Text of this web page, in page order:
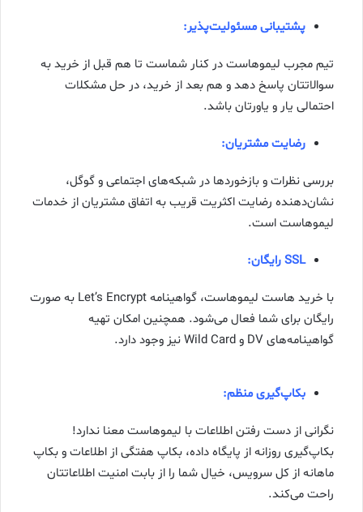
پشتیبانی مسئولیت‌پذیر:
تیم مجرب لیموهاست در کنار شماست تا هم قبل از خرید به
سوالاتتان پاسخ دهد و هم بعد از خرید، در حل مشکلات
احتمالی یار و یاورتان باشد.
رضایت مشتریان:
بررسی نظرات و بازخوردها در شبکه‌های اجتماعی و گوگل،
نشان‌دهنده رضایت اکثریت قریب به اتفاق مشتریان از خدمات
لیموهاست است.
SSL رایگان:
با خرید هاست لیموهاست، گواهینامه Let’s Encrypt به صورت
رایگان برای شما فعال می‌شود. همچنین امکان تهیه
گواهینامه‌های DV و Wild Card نیز وجود دارد.
بکاپ‌گیری منظم:
نگرانی از دست رفتن اطلاعات با لیموهاست معنا ندارد!
بکاپ‌گیری روزانه از پایگاه داده، بکاپ هفتگی از اطلاعات و بکاپ
ماهانه از کل سرویس، خیال شما را از بابت امنیت اطلاعاتتان
راحت می‌کند.